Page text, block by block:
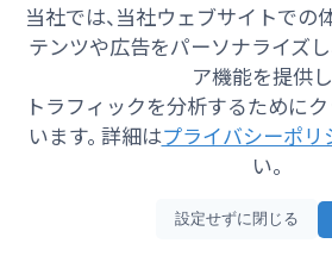
当社では、当社ウェブサイトでの
テンツや広告をパーソナライズし
ア機能を提供し
トラフィックを分析するために
います。 詳細はプライバシーポリ
い。
設定せずに閉じる
会社情報 採用情報 ご意見・ご感想
番組情報
Copyright© 2025 SHIZUOKA
All Rights Reserved.